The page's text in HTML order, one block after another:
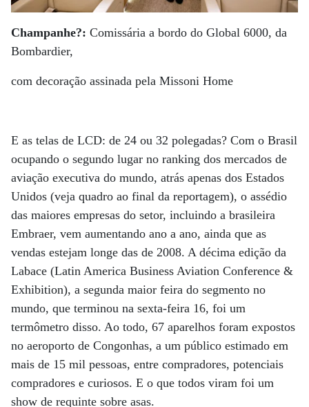
Champanhe?: Comissária a bordo do Global 6000, da
Bombardier,
com decoração assinada pela Missoni Home
E as telas de LCD: de 24 ou 32 polegadas? Com o Brasil
ocupando o segundo lugar no ranking dos mercados de
aviação executiva do mundo, atrás apenas dos Estados
Unidos (veja quadro ao final da reportagem), o assédio
das maiores em­­presas do setor, incluindo a brasileira
Embraer, vem aumentando ano a ano, ainda que as
vendas estejam longe das de 2008. A décima edição da
Labace (Latin America Business Aviation Conference &
Exhibition), a segunda maior feira do segmento no
mundo, que terminou na sexta-feira 16, foi um
termômetro disso. Ao todo, 67 aparelhos foram expostos
no aeroporto de Congonhas, a um público estimado em
mais de 15 mil pessoas, entre compradores, potenciais
compradores e curiosos. E o que todos viram foi um
show de requinte sobre asas.